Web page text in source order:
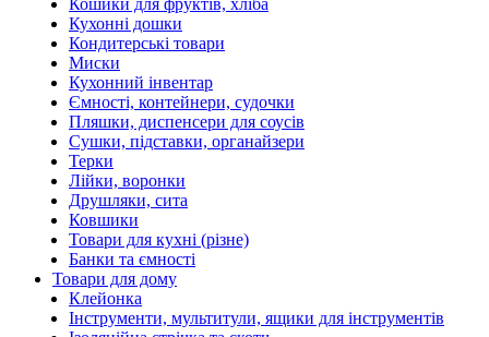
Кошики для фруктів, хліба
Кухонні дошки
Кондитерські товари
Миски
Кухонний інвентар
Ємності, контейнери, судочки
Пляшки, диспенсери для соусів
Сушки, підставки, органайзери
Терки
Лійки, воронки
Друшляки, сита
Ковшики
Товари для кухні (різне)
Банки та ємності
Товари для дому
Клейонка
Інструменти, мультитули, ящики для інструментів